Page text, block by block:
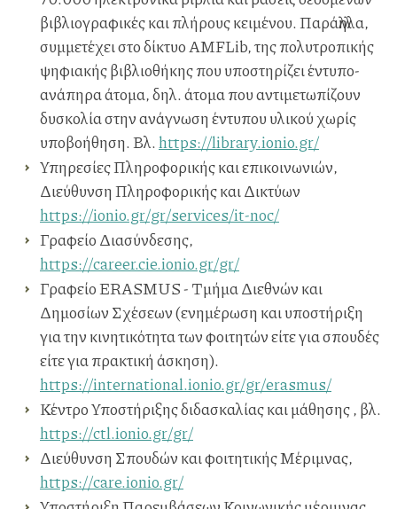
βιβλιογραφικές και πλήρους κειμένου. Παράλληλα,
συμμετέχει στο δίκτυο AMFLib, της πολυτροπικής
ψηφιακής βιβλιοθήκης που υποστηρίζει έντυπο-
ανάπηρα άτομα, δηλ. άτομα που αντιμετωπίζουν
δυσκολία στην ανάγνωση έντυπου υλικού χωρίς
υποβοήθηση. Βλ.https://library.ionio.gr/
Υπηρεσίες Πληροφορικής και επικοινωνιών,
Διεύθυνση Πληροφορικής και Δικτύων
https://ionio.gr/gr/services/it-noc/
Γραφείο Διασύνδεσης,
https://career.cie.ionio.gr/gr/
Γραφείο ERASMUS - Τμήμα Διεθνών και
Δημοσίων Σχέσεων (ενημέρωση και υποστήριξη
για την κινητικότητα των φοιτητών είτε για σπουδές
είτε για πρακτική άσκηση).
https://international.ionio.gr/gr/erasmus/
Κέντρο Υποστήριξης διδασκαλίας και μάθησης , βλ.
https://ctl.ionio.gr/gr/
Διεύθυνση Σπουδών και φοιτητικής Μέριμνας,
https://care.ionio.gr/